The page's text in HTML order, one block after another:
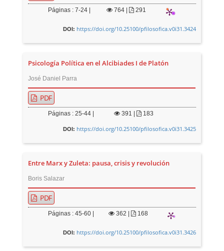
Páginas : 7-24 | 764| 291
DOI: https://doi.org/10.25100/pfilosofica.v0i31.3424
Psicología Política en el Alcibiades I de Platón
José Daniel Parra
PDF
Páginas : 25-44 | 391 183
DOI: https://doi.org/10.25100/pfilosofica.v0i31.3425
Entre Marx y Zuleta: pausa, crisis y revolución
Boris Salazar
PDF
Páginas : 45-60 | 362 168
DOI: https://doi.org/10.25100/pfilosofica.v0i31.3426